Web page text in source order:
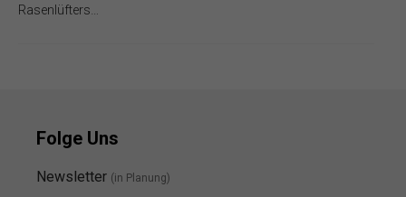
Rasenlüfters…
Folge Uns
Newsletter (in Planung)